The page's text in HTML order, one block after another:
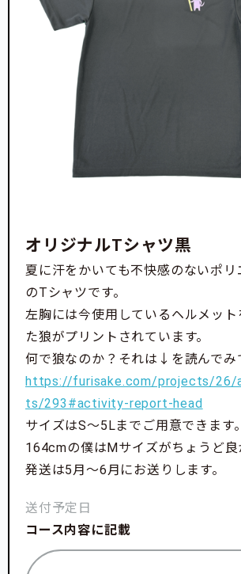
オリジナルTシャツ黒
夏に汗をかいても不快感のないポリ
のTシャツです。
左胸には今使用しているヘルメット
た狼がプリントされています。
何で狼なのか？それは↓を読んでみ
https://furisake.com/projects/26/
ts/293#activity-report-head
サイズはS〜5Lまでご用意できます。
164cmの僕はMサイズがちょうど良
発送は5月〜6月にお送りします。
送付予定日
コース内容に記載